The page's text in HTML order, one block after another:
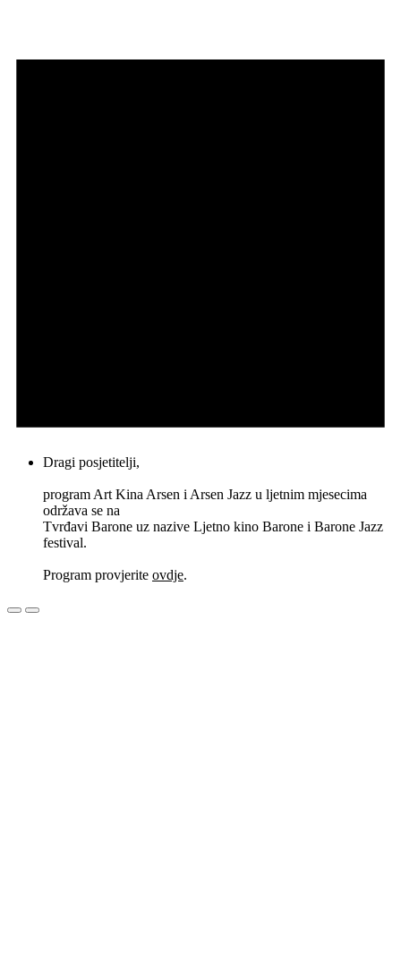
Dragi posjetitelji,
program Art Kina Arsen i Arsen Jazz u ljetnim mjesecima
održava se na
Tvrđavi Barone uz nazive Ljetno kino Barone i Barone Jazz
festival.
Program provjerite ovdje.